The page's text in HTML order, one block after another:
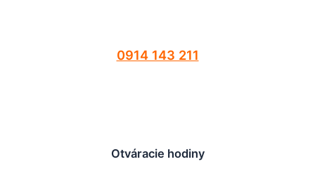
0914 143 211
Otváracie hodiny